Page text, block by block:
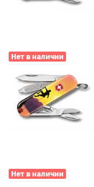
Нет в наличии
Нет в наличии